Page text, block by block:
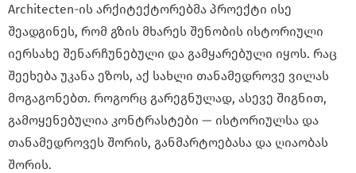
Architecten-ის არქიტექტორებმა პროექტი ისე
შეადგინეს, რომ გზის მხარეს შენობის ისტორიული
იერსახე შენარჩუნებული და გამყარებული იყოს. რაც
შეეხება უკანა ეზოს, აქ სახლი თანამედროვე ვილას
მოგაგონებთ. როგორც გარეგნულად, ასევე შიგნით,
გამოყენებულია კონტრასტები — ისტორიულსა და
თანამედროვეს შორის, განმარტოებასა და ღიაობას
შორის.